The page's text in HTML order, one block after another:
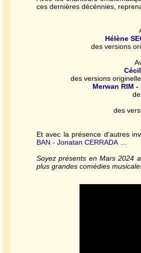
ces dernières décénnies,
Hélène
des versions
des versions
Merwan RIM
des
Et avec la présence d'autres
BAN - Jonatan CERRADA…
Soyez présents en Mars 2024
plus grandes comédies